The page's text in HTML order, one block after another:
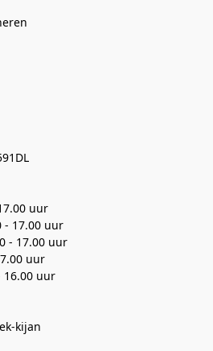
uur
- 17.00 uur
- 17.00 uur
uur
16.00 uur
kijan